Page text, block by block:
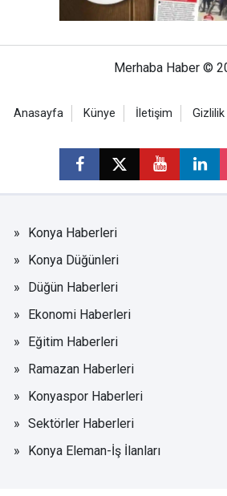
Merhaba Haber ©
Anasayfa Künye İletişim
Konya Haberleri
Konya Düğünleri
Düğün Haberleri
Ekonomi Haberleri
Eğitim Haberleri
Ramazan Haberleri
Konyaspor Haberleri
Sektörler Haberleri
Konya Eleman-İş İlanları